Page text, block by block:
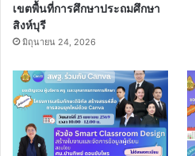
เขตพื้นที่การศึกษาประถมศึกษา
สิงห์บุรี
มิถุนายน 24, 2026